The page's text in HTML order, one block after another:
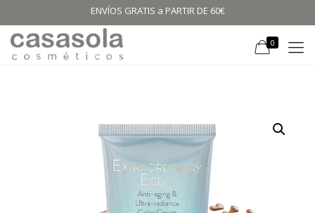
ENVÍOS GRATIS a PARTIR DE 60€
0